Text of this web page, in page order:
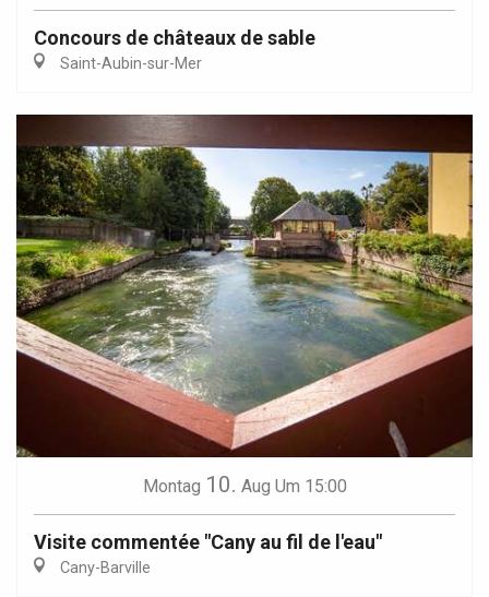
Concours de châteaux de sable
Saint-Aubin-sur-Mer
Montag 10. Aug Um 15:00
Visite commentée "Cany au fil de l'eau"
Cany-Barville